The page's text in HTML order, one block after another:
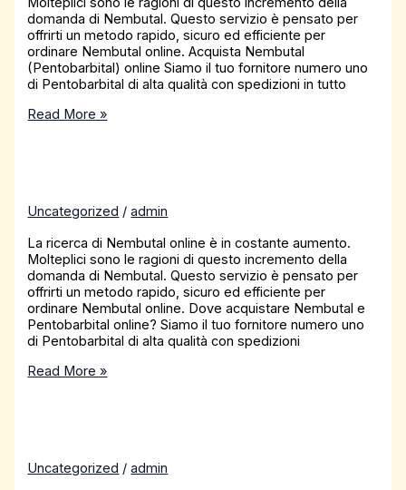
domanda di Nembutal. Questo servizio è pensato per
offrirti un metodo rapido, sicuro ed efficiente per
ordinare Nembutal online. Acquista Nembutal
(Pentobarbital) online Siamo il tuo fornitore numero uno
di Pentobarbital di alta qualità con spedizioni in tutto
Read More »
Uncategorized /admin
La ricerca di Nembutal online è in costante aumento.
Molteplici sono le ragioni di questo incremento della
domanda di Nembutal. Questo servizio è pensato per
offrirti un metodo rapido, sicuro ed efficiente per
ordinare Nembutal online. Dove acquistare Nembutal e
Pentobarbital online? Siamo il tuo fornitore numero uno
di Pentobarbital di alta qualità con spedizioni
Read More »
Uncategorized /admin